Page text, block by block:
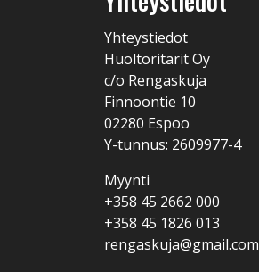
Yhteystiedot
Huoltoritarit Oy
c/o Rengaskuja
Finnoontie 10
02280 Espoo
Y-tunnus: 2609977-4
Myynti
+358 45 2662 000
+358 45 1826 013
rengaskuja@gmail.com